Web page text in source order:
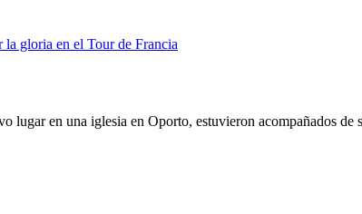
gloria en el Tour de Francia
en una iglesia en Oporto, estuvieron acompañados de